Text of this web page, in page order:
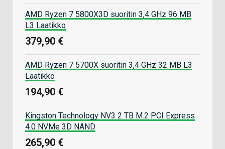
AMD Ryzen 7 5800X3D suoritin 3,4 GHz 96 MB
L3 Laatikko
379,90 €
AMD Ryzen 7 5700X suoritin 3,4 GHz 32 MB L3
Laatikko
194,90 €
Kingston Technology NV3 2 TB M.2 PCI Express
4.0 NVMe 3D NAND
265,90 €